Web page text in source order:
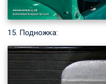
15. Подножка: